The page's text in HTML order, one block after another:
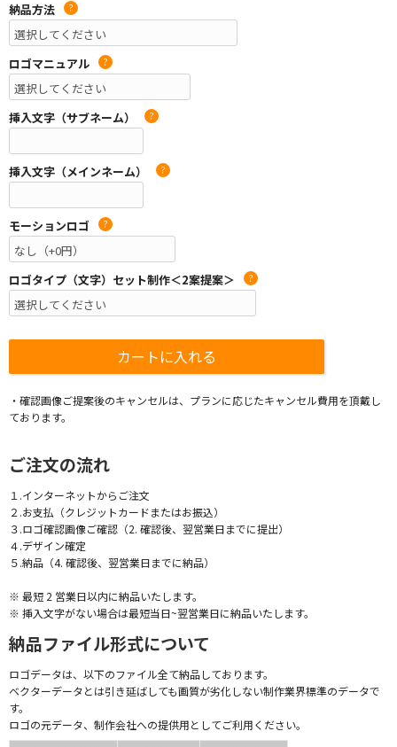
納品方法 ?
ロゴマニュアル ?
挿入文字（サブネーム） ?
挿入文字（メインネーム） ?
モーションロゴ ?
ロゴタイプ（文字）セット制作＜2案提案＞ ?
・確認画像ご提案後のキャンセルは、プランに応じたキャンセル費用を頂戴し
ております。
ご注文の流れ
１.インターネットからご注文
２.お支払（クレジットカードまたはお振込）
３.ロゴ確認画像ご確認（2. 確認後、翌営業日までに提出）
４.デザイン確定
５.納品（4. 確認後、翌営業日までに納品）
※ 最短 2 営業日以内に納品いたします。
※ 挿入文字がない場合は最短当日~翌営業日に納品いたします。
納品ファイル形式について
ロゴデータは、以下のファイル全て納品しております。
ベクターデータとは引き延ばしても画質が劣化しない制作業界標準のデータで
す。
ロゴの元データ、制作会社への提供用としてご利用ください。